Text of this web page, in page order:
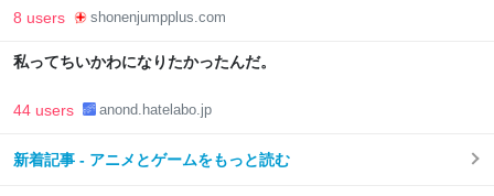
8 users shonenjumpplus.com
私ってちいかわになりたかったんだ。
44 users anond.hatelabo.jp
新着記事 - アニメとゲームをもっと読む